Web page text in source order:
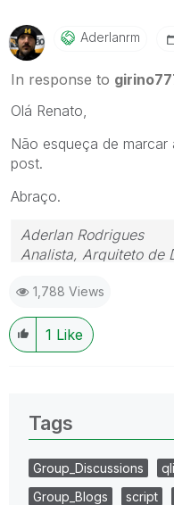
Aderlanrm
In response to
Olá Renato,
Não esqueça de
post.
Abraço.
Aderlan Rodrigues
Analista, Arquiteto de
Youtube.com/bideaz
"Nada é tão inútil
não deveria ser feito."
1,788 Views
1 Like
Tags
Group_Discussions
Group_Blogs
script